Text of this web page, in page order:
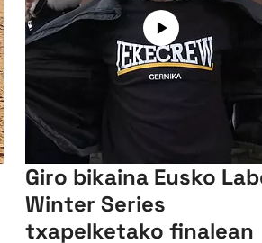
Giro bikaina Eusko
Winter Series
txapelketako finalean